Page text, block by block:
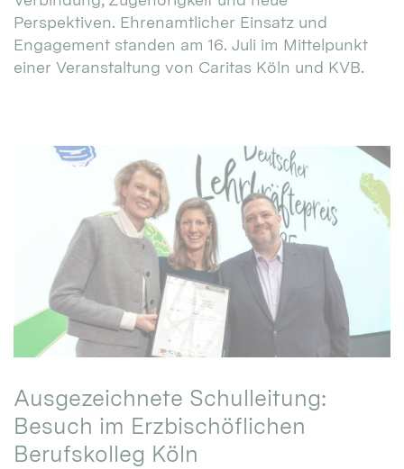
Perspektiven. Ehrenamtlicher Einsatz und
Engagement standen am 16. Juli im Mittelpunkt
einer Veranstaltung von Caritas Köln und KVB.
Ausgezeichnete Schulleitung:
Besuch im Erzbischöflichen
Berufskolleg Köln